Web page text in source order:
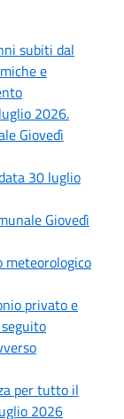
subiti dal
e
2026.
Giovedì
30 luglio
Giovedì
meteorologico
privato e
per tutto il
2026